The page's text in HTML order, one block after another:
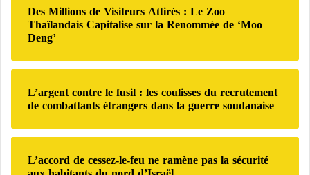
Des capacités dépassant l’informatique
traditionnelle
Les technologies quantiques reposent sur
l’exploitation des propriétés physiques des particules
subatomiques, permettant d’accomplir des tâches
impossibles à réaliser avec les technologies
conventionnelles.
a
n
c
e
s
e
I
:
Des Millions de Visiteurs Attirés : Le Zoo
Thaïlandais Capitalise sur la Renommée de ‘Moo
Deng’
L’argent contre le fusil : les coulisses du recrutement
de combattants étrangers dans la guerre soudanaise
L’accord de cessez-le-feu ne ramène pas la sécurité